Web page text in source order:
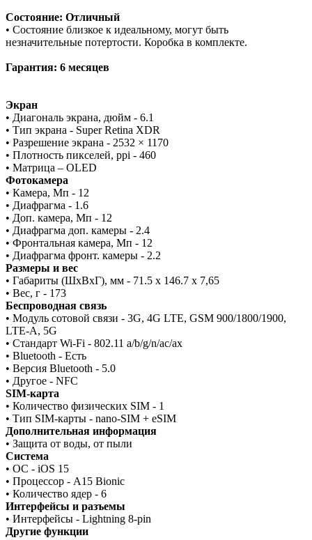
Состояние: Отличный
• Состояние близкое к идеальному, могут быть
незначительные потертости. Коробка в комплекте.
Гарантия: 6 месяцев
Экран
• Диагональ экрана, дюйм - 6.1
• Тип экрана - Super Retina XDR
• Разрешение экрана - 2532 × 1170
• Плотность пикселей, ppi - 460
• Матрица – OLED
Фотокамера
• Камера, Мп - 12
• Диафрагма - 1.6
• Доп. камера, Мп - 12
• Диафрагма доп. камеры - 2.4
• Фронтальная камера, Мп - 12
• Диафрагма фронт. камеры - 2.2
Размеры и вес
• Габариты (ШxВxГ), мм - 71.5 x 146.7 x 7,65
• Вес, г - 173
Беспроводная связь
• Модуль сотовой связи - 3G, 4G LTE, GSM 900/1800/1900,
LTE-A, 5G
• Стандарт Wi-Fi - 802.11 a/b/g/n/ac/ax
• Bluetooth - Есть
• Версия Bluetooth - 5.0
• Другое - NFC
SIM-карта
• Количество физических SIM - 1
• Тип SIM-карты - nano-SIM + eSIM
Дополнительная информация
• Защита от воды, от пыли
Система
• ОС - iOS 15
• Процессор - A15 Bionic
• Количество ядер - 6
Интерфейсы и разъемы
• Интерфейсы - Lightning 8-pin
Другие функции